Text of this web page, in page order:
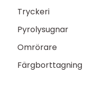
Tryckeri
Pyrolysugnar
Omrörare
Färgborttagning